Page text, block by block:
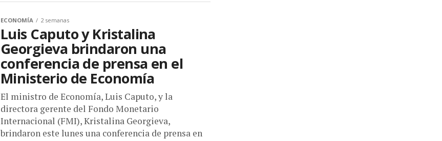
ECONOMÍA 2 semanas
Luis Caputo y Kristalina
Georgieva brindaron una
conferencia de prensa en el
Ministerio de Economía
El ministro de Economía, Luis Caputo, y la
directora gerente del Fondo Monetario
Internacional (FMI), Kristalina Georgieva,
brindaron este lunes una conferencia de prensa en